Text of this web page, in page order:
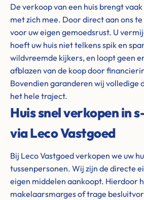
De verkoop van een huis brengt
met zich mee. Door direct aan ons
voor uw eigen gemoedsrust. U
hoeft uw huis niet telkens spik en
wildvreemde kijkers, en loopt geen
afblazen van de koop door
Bovendien garanderen wij volledige
het hele traject.
Huis snel verkopen in
via Leco Vastgoed
Bij Leco Vastgoed verkopen we uw
tussenpersonen. Wij zijn de directe
eigen middelen aankoopt. Hierdoor
makelaarsmarges of trage